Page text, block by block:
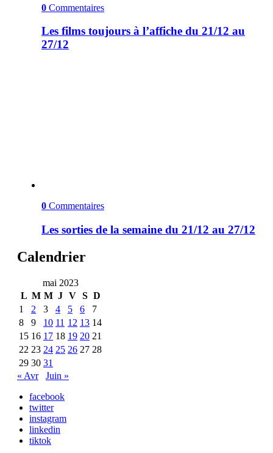
0 Commentaires
Les films toujours à l’affiche du 21/12 au
27/12
0 Commentaires
Les sorties de la semaine du 21/12 au 27/12
Calendrier
mai 2023
L M M J V S D
1
2 3 4 5 6
7
8
9 10 11 12 13 14
15 16 17 18 19 20 21
22 23 24 25 26 27 28
29 30 31
« Avr
Juin »
facebook
twitter
instagram
linkedin
tiktok